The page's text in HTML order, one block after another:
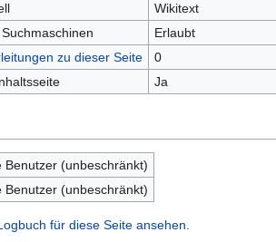
Wikitext
Erlaubt
zu dieser Seite
0
Ja
Benutzer (unbeschränkt)
Benutzer (unbeschränkt)
für diese Seite ansehen.